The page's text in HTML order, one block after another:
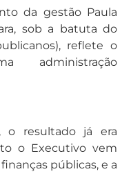
da gestão Paula
sob a batuta do
reflete o
administração
o resultado já era
o Executivo vem
públicas, e a